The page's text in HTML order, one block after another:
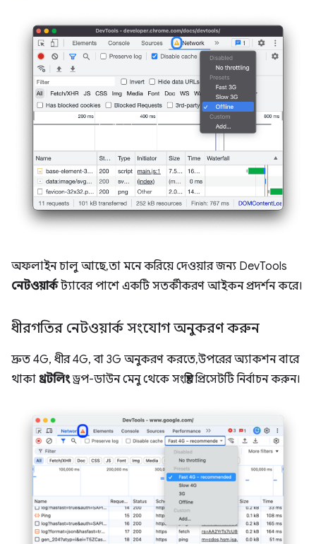
অফলাইন চালু আছে, তা মনে করিয়ে দেওয়ার জন্য DevTools
নেটওয়ার্কট্যাবের পাশে একটি সতর্কীকরণ আইকন প্রদর্শন করে।
ধীরগতির নেটওয়ার্ক সংযোগ অনুকরণ করুন
দ্রুত 4G, ধীর 4G, বা 3G অনুকরণ করতে, উপরের অ্যাকশন বারে
থাকা থ্রটলিংড্রপ-ডাউন মেনু থেকে সংশ্লিষ্ট প্রিসেটটি নির্বাচন করুন।